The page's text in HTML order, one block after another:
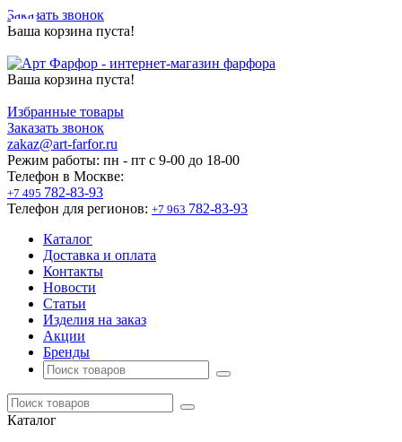
Заказать звонок
Ваша корзина пуста!
Ваша корзина пуста!
Избранные товары
Заказать звонок
zakaz@art-farfor.ru
Режим работы: пн - пт c 9-00 до 18-00
Телефон в Москве:
+7 495 782-83-93
Телефон для регионов: +7 963 782-83-93
Каталог
Доставка и оплата
Контакты
Новости
Статьи
Изделия на заказ
Акции
Бренды
Каталог